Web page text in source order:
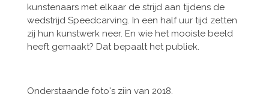
kunstenaars met elkaar de strijd aan tijdens de
wedstrijd Speedcarving. In een half uur tijd zetten
zij hun kunstwerk neer. En wie het mooiste beeld
heeft gemaakt? Dat bepaalt het publiek.
Onderstaande foto's zijn van 2018.